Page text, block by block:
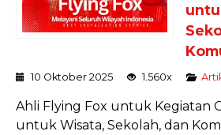
10 Oktober 2025 1.560x
Ahli Flying Fox untuk Kegiatan
untuk Wisata, Sekolah, dan